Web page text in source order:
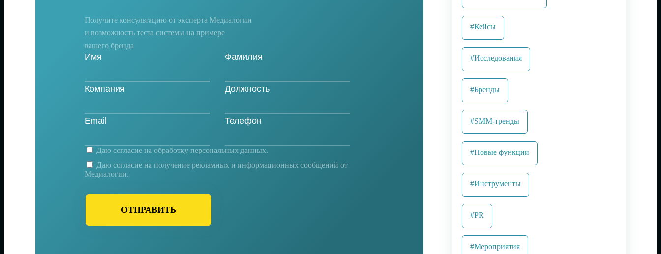
Получите консультацию от эксперта Медиалогии
и возможность теста системы на примере
вашего бренда
ОТПРАВИТЬ
Даю согласие на обработку персональных данных.
Даю согласие на получение рекламных и информационных сообщений от
Медиалогии.
#Кейсы
#Исследования
#Бренды
#SMM-тренды
#Новые функции
#Инструменты
#PR
#Мероприятия